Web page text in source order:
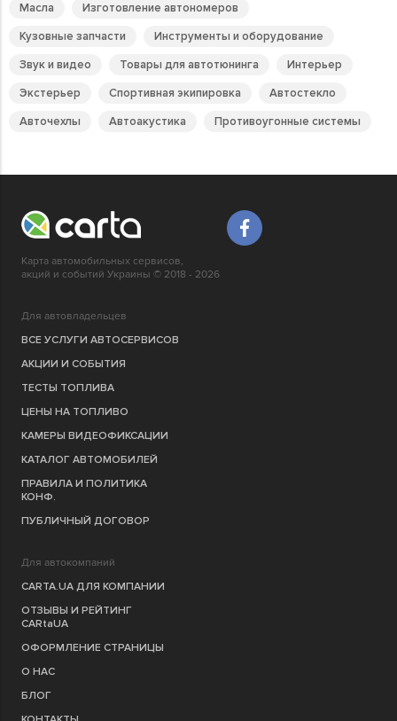
Масла
Изготовление автономеров
Кузовные запчасти
Инструменты и оборудование
Звук и видео
Товары для автотюнинга
Интерьер
Экстерьер
Спортивная экипировка
Автостекло
Авточехлы
Автоакустика Противоугонные системы
Карта автомобильных сервисов,
акций и событий Украины © 2018 - 2026
Для автовладельцев
ВСЕ УСЛУГИ АВТОСЕРВИСОВ
АКЦИИ И СОБЫТИЯ
ТЕСТЫ ТОПЛИВА
ЦЕНЫ НА ТОПЛИВО
КАМЕРЫ ВИДЕОФИКСАЦИИ
КАТАЛОГ АВТОМОБИЛЕЙ
ПРАВИЛА И ПОЛИТИКА
КОНФ.
ПУБЛИЧНЫЙ ДОГОВОР
Для автокомпаний
CARTA.UA ДЛЯ КОМПАНИИ
ОТЗЫВЫ И РЕЙТИНГ
CARtaUA
ОФОРМЛЕНИЕ СТРАНИЦЫ
О НАС
БЛОГ